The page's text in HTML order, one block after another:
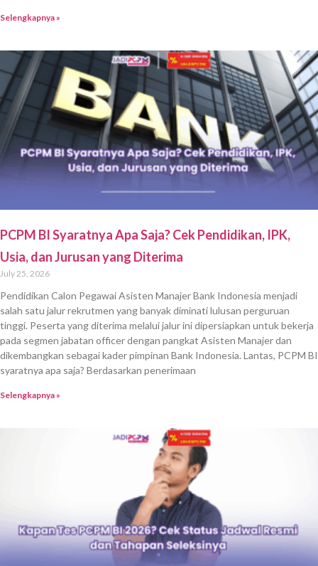
Selengkapnya »
PCPM BI Syaratnya Apa Saja? Cek Pendidikan, IPK,
Usia, dan Jurusan yang Diterima
July 25, 2026
Pendidikan Calon Pegawai Asisten Manajer Bank Indonesia menjadi
salah satu jalur rekrutmen yang banyak diminati lulusan perguruan
tinggi. Peserta yang diterima melalui jalur ini dipersiapkan untuk bekerja
pada segmen jabatan officer dengan pangkat Asisten Manajer dan
dikembangkan sebagai kader pimpinan Bank Indonesia. Lantas, PCPM BI
syaratnya apa saja? Berdasarkan penerimaan
Selengkapnya »